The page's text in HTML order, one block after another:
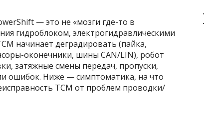
— это не «мозги где-то в
гидроблоком, электрогидравлическими
начинает деградировать (пайка,
оконечники, шины CAN/LIN), робот
затяжные смены передач, пропуски,
ошибок. Ниже — симптоматика, на что
TCM от проблем проводки/